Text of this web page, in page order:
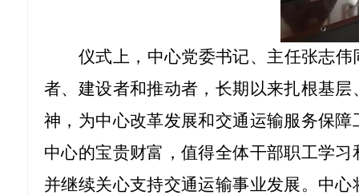
仪式上，中心党委书记、主任张志
者、建设者和推动者，长期以来扎根基
神，为中心改革发展和交通运输服务保
中心的宝贵财富，值得全体干部职工学
并继续关心支持交通运输事业发展。中